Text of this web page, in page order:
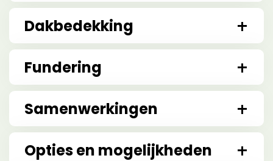
Dakbedekking
Fundering
Samenwerkingen
Opties en mogelijkheden